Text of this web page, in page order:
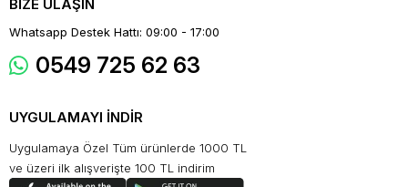
BİZE ULAŞIN
Whatsapp Destek Hattı: 09:00 - 17:00
0549 725 62 63
UYGULAMAYI İNDİR
Uygulamaya Özel Tüm ürünlerde 1000 TL
ve üzeri ilk alışverişte 100 TL indirim